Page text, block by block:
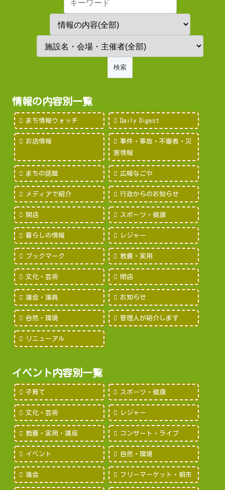
情報の内容別一覧
まち情報ウォッチ Daily Digest
お店情報
事件・事故・不審者・災
害情報
まちの話題 広報なごや
メディアで紹介 行政からのお知らせ
開店 スポーツ・健康
暮らしの情報 レジャー
ブックマーク 教養・実用
文化・芸術 閉店
議会・議員 お知らせ
自然・環境 管理人が紹介します
リニューアル
イベント内容別一覧
子育て スポーツ・健康
文化・芸術 レジャー
教養・実用・講座 コンサート・ライブ
イベント 自然・環境
議会 フリーマーケット・朝市